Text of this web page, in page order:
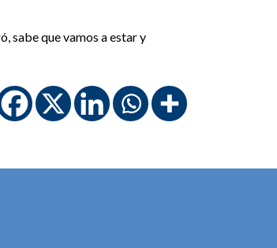
sabe que vamos a estar y